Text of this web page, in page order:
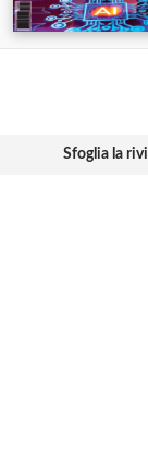
Sfoglia la